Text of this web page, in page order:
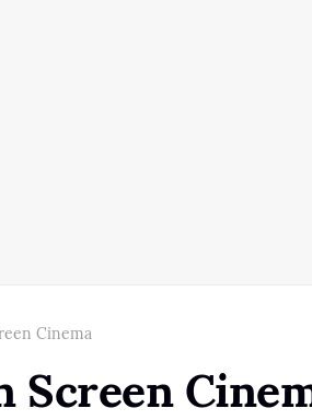
Cinema
Screen